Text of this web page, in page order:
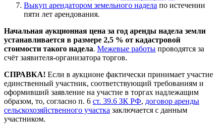
Выкуп арендатором земельного надела по истечении
пяти лет арендования.
Начальная аукционная цена за год аренды надела земли
устанавливается в размере 2,5 % от кадастровой
стоимости такого надела. Межевые работы проводятся за
счёт заявителя-организатора торгов.
СПРАВКА! Если в аукционе фактически принимает участие
единственный участник, соответствующий требованиям и
оформивший заявление на участие в торгах надлежащим
образом, то, согласно п. 6 ст. 39.6 ЗК РФ, договор аренды
сельскохозяйственного участка заключается с данным
участником.